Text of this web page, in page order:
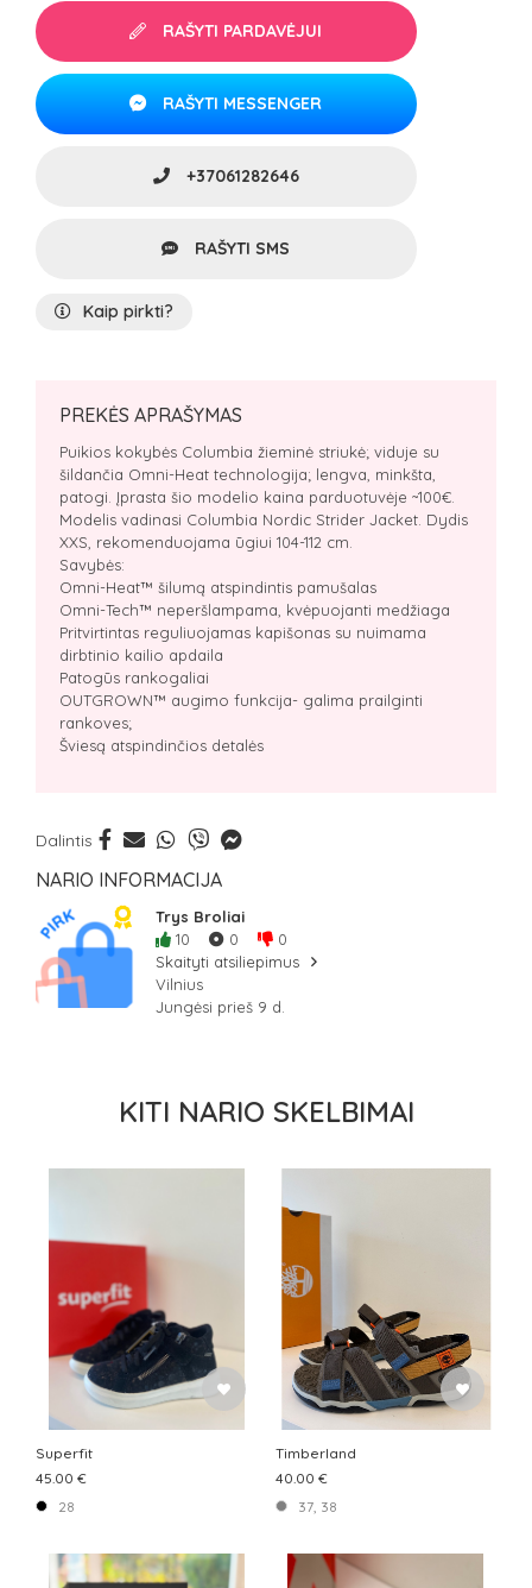
RAŠYTI PARDAVĖJUI
RAŠYTI MESSENGER
+37061282646
RAŠYTI SMS
Kaip pirkti?
PREKĖS APRAŠYMAS
Puikios kokybės Columbia žieminė striukė; viduje su
šildančia Omni-Heat technologija; lengva, minkšta,
patogi. Įprasta šio modelio kaina parduotuvėje ~100€.
Modelis vadinasi Columbia Nordic Strider Jacket. Dydis
XXS, rekomenduojama ūgiui 104-112 cm.
Savybės:
Omni-Heat™ šilumą atspindintis pamušalas
Omni-Tech™ neperšlampama, kvėpuojanti medžiaga
Pritvirtintas reguliuojamas kapišonas su nuimama
dirbtinio kailio apdaila
Patogūs rankogaliai
OUTGROWN™ augimo funkcija- galima prailginti
rankoves;
Šviesą atspindinčios detalės
Dalintis
NARIO INFORMACIJA
Trys Broliai
10
0
0
Skaityti atsiliepimus
Vilnius
Jungėsi prieš 9 d.
KITI NARIO SKELBIMAI
Superfit
45.00 €
28
Timberland
40.00 €
37, 38